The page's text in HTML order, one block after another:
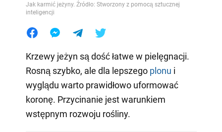
Jak karmić jeżyny. Źródło: Stworzony z pomocą sztucznej
inteligencji
Krzewy jeżyn są dość łatwe w pielęgnacji.
Rosną szybko, ale dla lepszego plonu i
wyglądu warto prawidłowo uformować
koronę. Przycinanie jest warunkiem
wstępnym rozwoju rośliny.